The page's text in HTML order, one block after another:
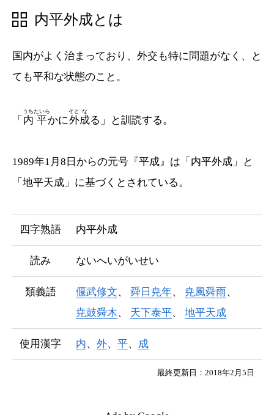
内平外成とは
国内がよく治まっており、外交も特に問題がなく、と
ても平和な状態のこと。
「 内
うち
平
たいら
かに外
そと
成
な
る」と訓読する。
1989年1月8日からの元号『平成』は「内平外成」と
「地平天成」に基づくとされている。
四字熟語 内平外成
読み ないへいがいせい
類義語 偃武修文 舜日尭年
尭風舜雨
尭鼓舜木
天下泰平 地平天成
使用漢字 内、 外、 平、 成
最終更新日：2018年2月5日